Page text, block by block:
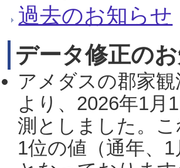
過去のお知らせ
データ修正の
アメダスの郡家
より、2026年1月
測としました。
1位の値（通年、